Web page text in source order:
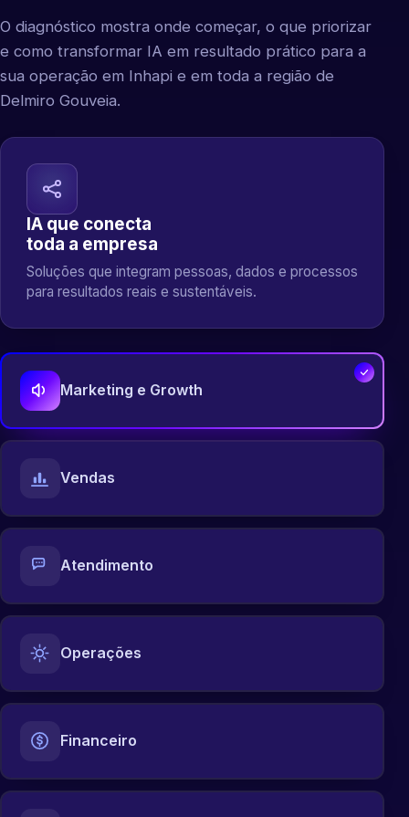
O diagnóstico mostra onde começar, o que priorizar
e como transformar IA em resultado prático para a
sua operação em Inhapi e em toda a região de
Delmiro Gouveia.
IA que conecta
toda a empresa
Soluções que integram pessoas, dados e processos
para resultados reais e sustentáveis.
Marketing e Growth
Vendas
Atendimento
Operações
Financeiro